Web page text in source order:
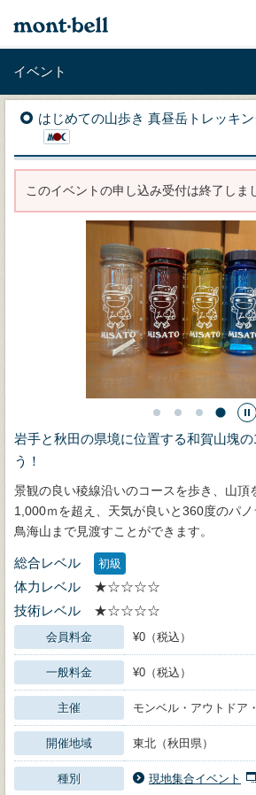
イベント
はじめての山歩き 真昼岳トレッキン
このイベントの申し込み受付は終了しま
岩手と秋田の県境に位置する和賀山塊の
う！
景観の良い稜線沿いのコースを歩き、山頂
1,000ｍを超え、天気が良いと360度のパ
鳥海山まで見渡すことができます。
総合レベル 初級
体力レベル
★☆☆☆☆
技術レベル
★☆☆☆☆
会員料金 ¥0（税込）
一般料金 ¥0（税込）
主催 モンベル・アウトドア
開催地域 東北（秋田県）
種別 現地集合イベント